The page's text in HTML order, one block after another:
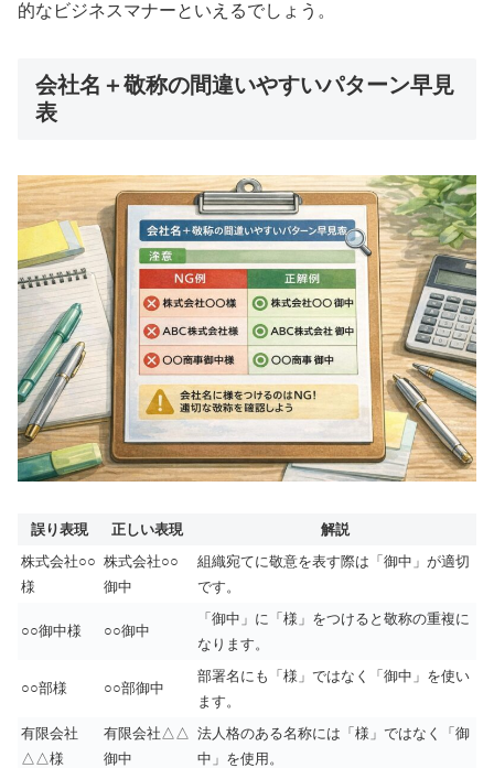
的なビジネスマナーといえるでしょう。
会社名＋敬称の間違いやすいパターン早見
表
誤り表現 正しい表現
解説
株式会社○○
様
株式会社○○
御中
組織宛てに敬意を表す際は「御中」が適切
です。
○○御中様 ○○御中
「御中」に「様」をつけると敬称の重複に
なります。
○○部様 ○○部御中
部署名にも「様」ではなく「御中」を使い
ます。
有限会社
△△様
有限会社△△
御中
法人格のある名称には「様」ではなく「御
中」を使用。